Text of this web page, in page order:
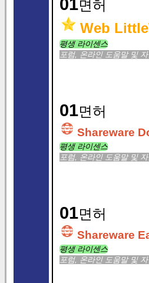
면허
Web
평생 라이센스
포럼, 온라인 도움말 및
01면허
Shareware
평생 라이센스
포럼, 온라인 도움말 및
01면허
Shareware
평생 라이센스
포럼, 온라인 도움말 및